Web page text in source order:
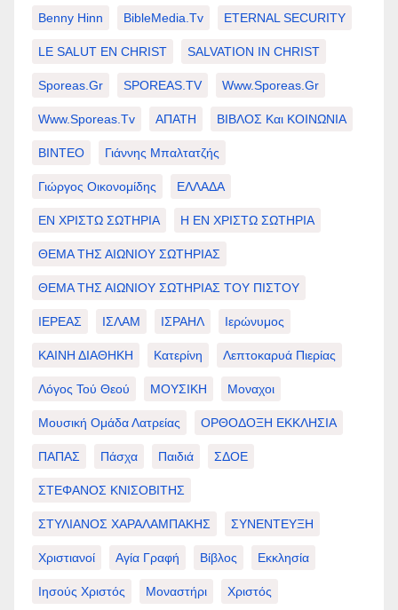
Benny Hinn BibleMedia.tv ETERNAL SECURITY
LE SALUT EN CHRIST SALVATION IN CHRIST
Sporeas.gr SPOREAS.TV Www.sporeas.gr
Www.sporeas.tv ΑΠΑΤΗ ΒΙΒΛΟΣ Και ΚΟΙΝΩΝΙΑ
ΒΙΝΤΕΟ Γιάννης Μπαλτατζής
Γιώργος Οικονομίδης ΕΛΛΑΔΑ
ΕΝ ΧΡΙΣΤΩ ΣΩΤΗΡΙΑ Η ΕΝ ΧΡΙΣΤΩ ΣΩΤΗΡΙΑ
ΘΕΜΑ ΤΗΣ ΑΙΩΝΙΟΥ ΣΩΤΗΡΙΑΣ
ΘΕΜΑ ΤΗΣ ΑΙΩΝΙΟΥ ΣΩΤΗΡΙΑΣ ΤΟΥ ΠΙΣΤΟΥ
ΙΕΡΕΑΣ ΙΣΛΑΜ ΙΣΡΑΗΛ Ιερώνυμος
ΚΑΙΝΗ ΔΙΑΘΗΚΗ Κατερίνη Λεπτοκαρυά Πιερίας
Λόγος Τού Θεού ΜΟΥΣΙΚΗ Μοναχοι
Μουσική Ομάδα Λατρείας ΟΡΘΟΔΟΞΗ ΕΚΚΛΗΣΙΑ
ΠΑΠΑΣ Πάσχα Παιδιά ΣΔΟΕ
ΣΤΕΦΑΝΟΣ ΚΝΙΣΟΒΙΤΗΣ
ΣΤΥΛΙΑΝΟΣ ΧΑΡΑΛΑΜΠΑΚΗΣ ΣΥΝΕΝΤΕΥΞΗ
Χριστιανοί Αγία Γραφή Βίβλος Εκκλησία
Ιησούς Χριστός Μοναστήρι Χριστός